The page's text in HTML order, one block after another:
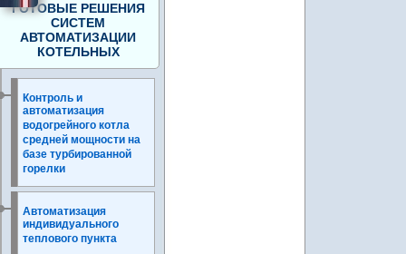
ГОТОВЫЕ РЕШЕНИЯ
СИСТЕМ
АВТОМАТИЗАЦИИ
КОТЕЛЬНЫХ
Контроль и
автоматизация
водогрейного котла
средней мощности на
базе турбированной
горелки
Автоматизация
индивидуального
теплового пункта